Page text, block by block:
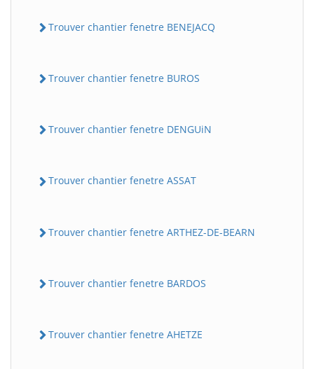
Trouver chantier fenetre BENEJACQ
Trouver chantier fenetre BUROS
Trouver chantier fenetre DENGUiN
Trouver chantier fenetre ASSAT
Trouver chantier fenetre ARTHEZ-DE-BEARN
Trouver chantier fenetre BARDOS
Trouver chantier fenetre AHETZE